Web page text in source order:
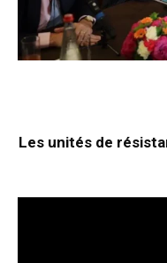
Les unités de